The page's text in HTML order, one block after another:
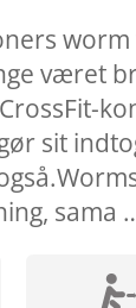
været
sit
sama